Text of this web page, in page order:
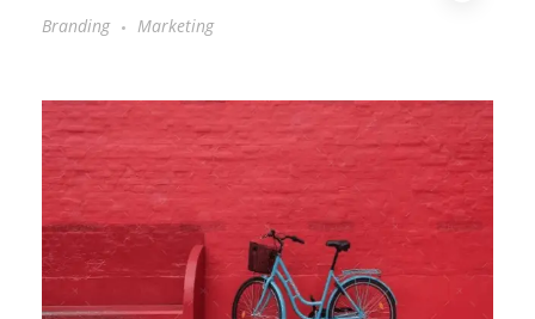
Branding
Marketing